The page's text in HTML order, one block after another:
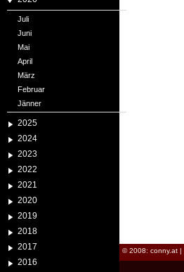
Juli
Juni
Mai
April
März
Februar
Jänner
2025
2024
2023
2022
2021
2020
2019
2018
2017
2016
© 2008: conny.at |